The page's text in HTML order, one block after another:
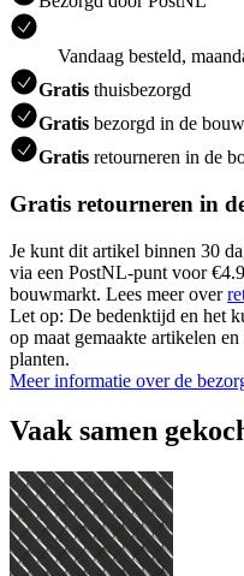
Vandaag besteld,
Gratis thuisbezorgd
Gratis bezorgd in de
Gratis retourneren in de
Gratis retourneren in
Je kunt dit artikel binnen 30
via een PostNL-punt voor
bouwmarkt. Lees meer over
Let op: De bedenktijd en het
op maat gemaakte artikelen
planten.
Meer informatie over de
Vaak samen